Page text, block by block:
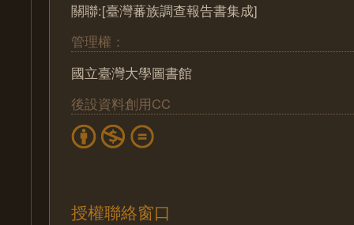
關聯:[臺灣蕃族調查報告書集成]
管理權：
國立臺灣大學圖書館
後設資料創用CC
授權聯絡窗口